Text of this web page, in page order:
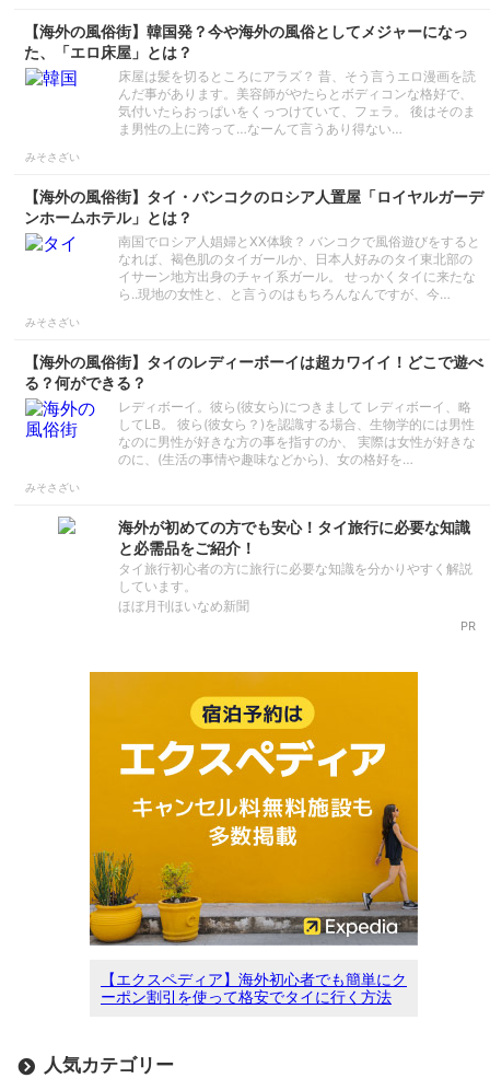
【海外の風俗街】韓国発？今や海外の風俗としてメジャーになっ
た、「エロ床屋」とは？
床屋は髪を切るところにアラズ？ 昔、そう言うエロ漫画を読
んだ事があります。美容師がやたらとボディコンな格好で、
気付いたらおっぱいをくっつけていて、フェラ。 後はそのま
ま男性の上に跨って…なーんて言うあり得ない…
みそさざい
【海外の風俗街】タイ・バンコクのロシア人置屋「ロイヤルガーデ
ンホームホテル」とは？
南国でロシア人娼婦とXX体験？ バンコクで風俗遊びをすると
なれば、褐色肌のタイガールか、日本人好みのタイ東北部の
イサーン地方出身のチャイ系ガール。 せっかくタイに来たな
ら..現地の女性と、と言うのはもちろんなんですが、今…
みそさざい
【海外の風俗街】タイのレディーボーイは超カワイイ！どこで遊べ
る？何ができる？
レディボーイ。彼ら(彼女ら)につきまして レディボーイ、略
してLB。 彼ら(彼女ら？)を認識する場合、生物学的には男性
なのに男性が好きな方の事を指すのか、 実際は女性が好きな
のに、(生活の事情や趣味などから)、女の格好を…
みそさざい
海外が初めての方でも安心！タイ旅行に必要な知識
と必需品をご紹介！
タイ旅行初心者の方に旅行に必要な知識を分かりやすく解説
しています。
ほぼ月刊ほいなめ新聞
PR
【エクスペディア】海外初心者でも簡単にク
ーポン割引を使って格安でタイに行く方法
人気カテゴリー